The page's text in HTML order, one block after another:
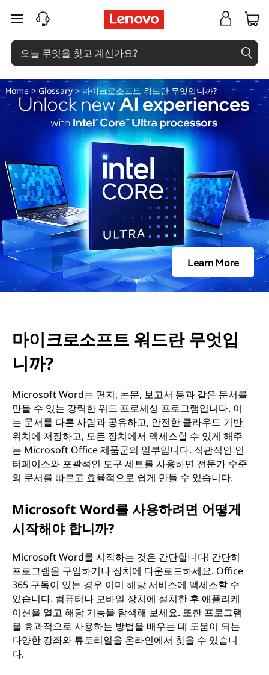
마
이
크
로
소
트
워
드
란
무
입
니
까
주요 콘텐츠로 건너뛰기
Home> Glossary> 마이크로소프트 워드란 무엇입니까?
Learn More
마이크로소프트 워드란 무엇입
니까?
Microsoft Word는 편지, 논문, 보고서 등과 같은 문서를
만들 수 있는 강력한 워드 프로세싱 프로그램입니다. 이
는 문서를 다른 사람과 공유하고, 안전한 클라우드 기반
위치에 저장하고, 모든 장치에서 액세스할 수 있게 해주
는 Microsoft Office 제품군의 일부입니다. 직관적인 인
터페이스와 포괄적인 도구 세트를 사용하면 전문가 수준
의 문서를 빠르고 효율적으로 쉽게 만들 수 있습니다.
Microsoft Word를 사용하려면 어떻게
시작해야 합니까?
Microsoft Word를 시작하는 것은 간단합니다! 간단히
프로그램을 구입하거나 장치에 다운로드하세요. Office
365 구독이 있는 경우 이미 해당 서비스에 액세스할 수
있습니다. 컴퓨터나 모바일 장치에 설치한 후 애플리케
이션을 열고 해당 기능을 탐색해 보세요. 또한 프로그램
을 효과적으로 사용하는 방법을 배우는 데 도움이 되는
다양한 강좌와 튜토리얼을 온라인에서 찾을 수 있습니
다.